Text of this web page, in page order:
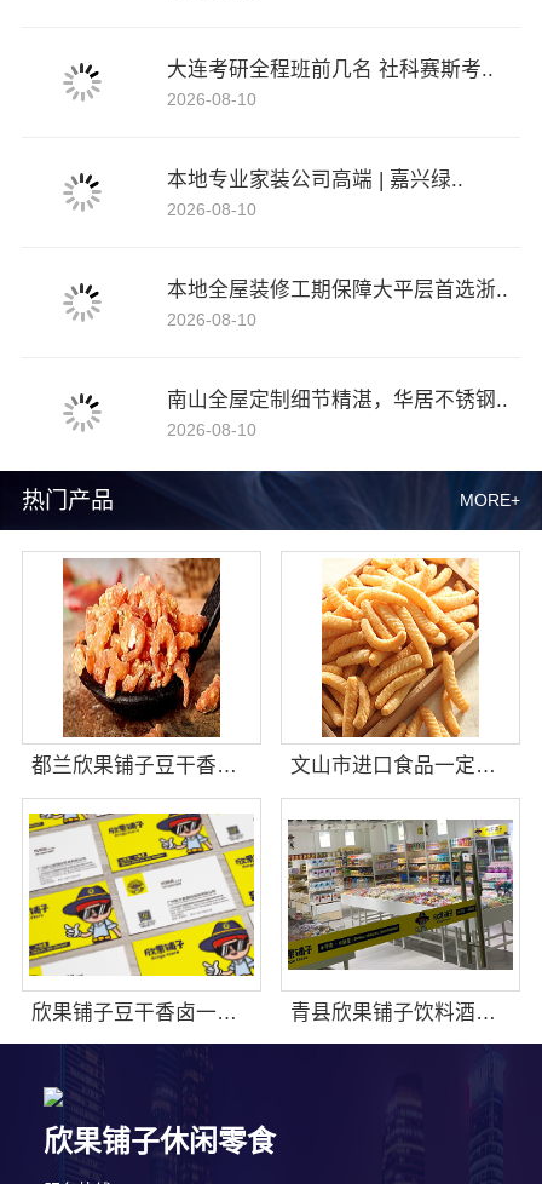
热门产品 MORE+
都兰欣果铺子豆干香卤提供可复制合作模式 文山市进口食品一定要试着接受它
欣果铺子豆干香卤一定要试着接受它 青县欣果铺子饮料酒水合作之后后顾无忧
大连考研全程班前几名 社科赛斯考..
2026-08-10
本地专业家装公司高端 | 嘉兴绿..
2026-08-10
本地全屋装修工期保障大平层首选浙..
2026-08-10
南山全屋定制细节精湛，华居不锈钢..
2026-08-10
欣果铺子休闲零食